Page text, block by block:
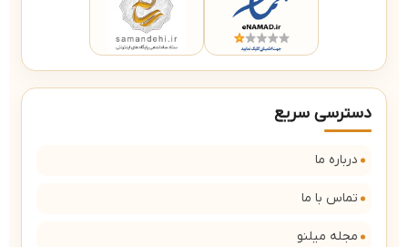
دسترسی سریع
درباره ما
تماس با ما
مجله میلنو